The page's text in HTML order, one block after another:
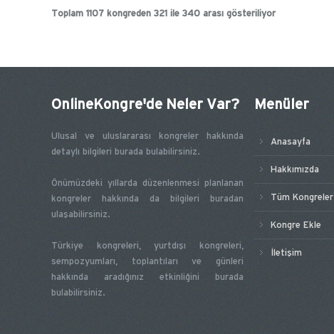
Toplam 1107 kongreden 321 ile 340 arası gösteriliyor
OnlineKongre'de Neler Var?
Ulusal ve uluslararası kongreler hakkında
detaylı bilgileri burada bulabilirsiniz.
Önümüzdeki yıllarda düzenlenmesi planlanan
kongreler hakkında da bilgileri buradan
ulaşabilirsiniz.
Türkiye kongreleri, yurtdışı kongreleri,
sempozyumları, toplantıları ve günleri
hakkında aradığınız etkinliğini burada
bulabilirsiniz.
Menüler
Anasayfa
Hakkımızda
Tüm Kongreler
Kongre Ekle
İletişim